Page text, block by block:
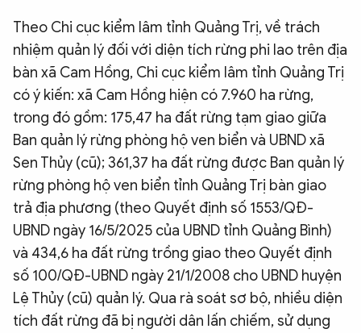
Theo Chi cục kiểm lâm tỉnh Quảng Trị, về trách
nhiệm quản lý đối với diện tích rừng phi lao trên địa
bàn xã Cam Hồng, Chi cục kiểm lâm tỉnh Quảng Trị
có ý kiến: xã Cam Hồng hiện có 7.960 ha rừng,
trong đó gồm: 175,47 ha đất rừng tạm giao giữa
Ban quản lý rừng phòng hộ ven biển và UBND xã
Sen Thủy (cũ); 361,37 ha đất rừng được Ban quản lý
rừng phòng hộ ven biển tỉnh Quảng Trị bàn giao
trả địa phương (theo Quyết định số 1553/QĐ-
UBND ngày 16/5/2025 của UBND tỉnh Quảng Bình)
và 434,6 ha đất rừng trồng giao theo Quyết định
số 100/QĐ-UBND ngày 21/1/2008 cho UBND huyện
Lệ Thủy (cũ) quản lý. Qua rà soát sơ bộ, nhiều diện
tích đất rừng đã bị người dân lấn chiếm, sử dụng